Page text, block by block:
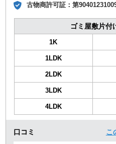
古物商許可証：第
ゴミ屋敷片付
1K
1LDK
2LDK
3LDK
4LDK
口コミ こ